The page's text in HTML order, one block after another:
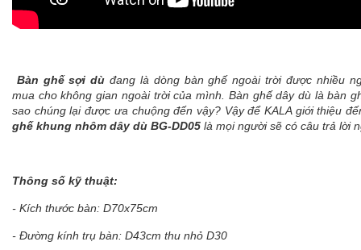
Bàn ghế sợi dù đang là dòng bàn ghế ngoài trời được nhiều
mua cho không gian ngoài trời của mình. Bàn ghế dây dù là bàn
sao chúng lại được ưa chuộng đến vậy? Vậy để KALA giới thiệu
ghế khung nhôm dây dù BG-DD05 là mọi người sẽ có câu trả lời
Thông số kỹ thuật:
- Kích thước bàn: D70x75cm
- Đường kính trụ bàn: D43cm thu nhỏ D30